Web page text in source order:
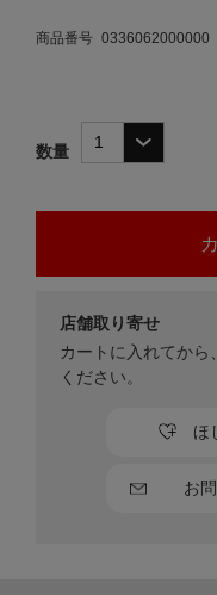
商品番号 0336062000000
数量
お
ほ
店舗取り寄せ
カートに入れてか
ください。